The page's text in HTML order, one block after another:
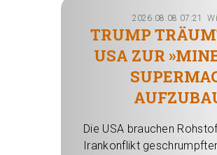
2026.08.08 07:21
TRUMP
USA ZUR
Die USA brauchen
Irankonflikt